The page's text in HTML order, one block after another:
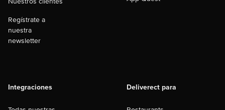
Regístrate a
nuestra
newsletter
Integraciones Deliverect para